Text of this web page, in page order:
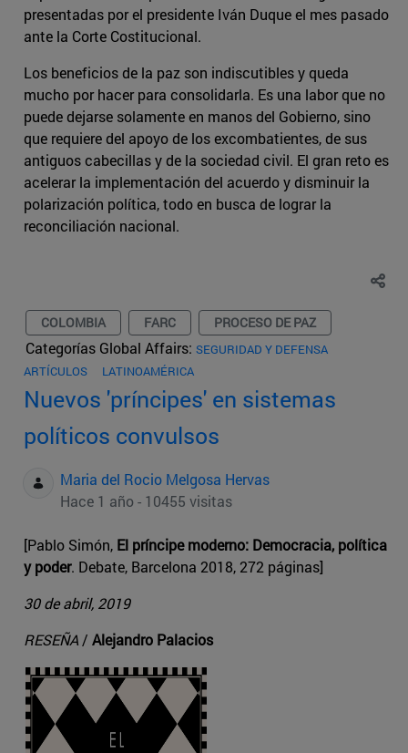
presentadas por el presidente Iván Duque el mes pasado
ante la Corte Costitucional.
Los beneficios de la paz son indiscutibles y queda
mucho por hacer para consolidarla. Es una labor que no
puede dejarse solamente en manos del Gobierno, sino
que requiere del apoyo de los excombatientes, de sus
antiguos cabecillas y de la sociedad civil. El gran reto es
acelerar la implementación del acuerdo y disminuir la
polarización política, todo en busca de lograr la
reconciliación nacional.
COLOMBIA FARC PROCESO DE PAZ
Categorías Global Affairs: SEGURIDAD Y DEFENSA
ARTÍCULOS
LATINOAMÉRICA
Nuevos 'príncipes' en sistemas
políticos convulsos
Maria del Rocio Melgosa Hervas
Hace 1 año - 10455 visitas
[Pablo Simón, El príncipe moderno: Democracia, política
y poder. Debate, Barcelona 2018, 272 páginas]
30 de abril, 2019
RESEÑA / Alejandro Palacios